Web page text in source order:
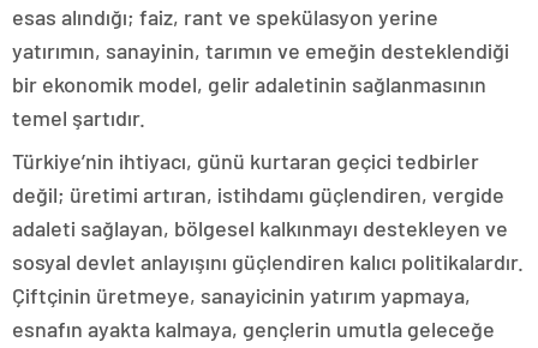
esas alındığı; faiz, rant ve spekülasyon yerine
yatırımın, sanayinin, tarımın ve emeğin desteklendiği
bir ekonomik model, gelir adaletinin sağlanmasının
temel şartıdır.
Türkiye’nin ihtiyacı, günü kurtaran geçici tedbirler
değil; üretimi artıran, istihdamı güçlendiren, vergide
adaleti sağlayan, bölgesel kalkınmayı destekleyen ve
sosyal devlet anlayışını güçlendiren kalıcı politikalardır.
Çiftçinin üretmeye, sanayicinin yatırım yapmaya,
esnafın ayakta kalmaya, gençlerin umutla geleceğe